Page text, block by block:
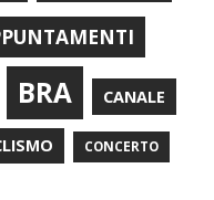
BRA CANALE
CONCERTO